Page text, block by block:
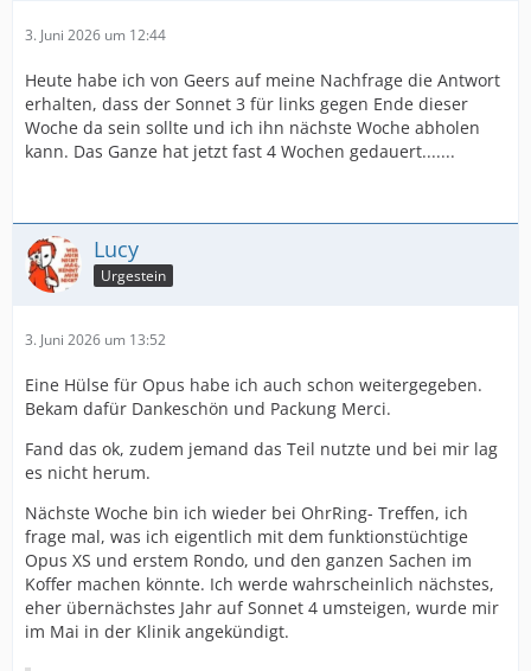
3. Juni 2026 um 12:44
Heute habe ich von Geers auf meine Nachfrage die Antwort
erhalten, dass der Sonnet 3 für links gegen Ende dieser
Woche da sein sollte und ich ihn nächste Woche abholen
kann. Das Ganze hat jetzt fast 4 Wochen gedauert.......
Lucy
Urgestein
3. Juni 2026 um 13:52
Eine Hülse für Opus habe ich auch schon weitergegeben.
Bekam dafür Dankeschön und Packung Merci.
Fand das ok, zudem jemand das Teil nutzte und bei mir lag
es nicht herum.
Nächste Woche bin ich wieder bei OhrRing- Treffen, ich
frage mal, was ich eigentlich mit dem funktionstüchtige
Opus XS und erstem Rondo, und den ganzen Sachen im
Koffer machen könnte. Ich werde wahrscheinlich nächstes,
eher übernächstes Jahr auf Sonnet 4 umsteigen, wurde mir
im Mai in der Klinik angekündigt.